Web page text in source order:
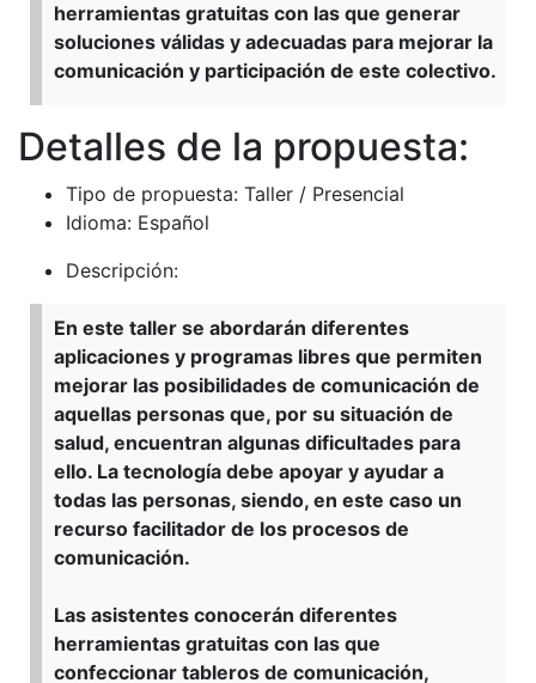
herramientas gratuitas con las que generar
soluciones válidas y adecuadas para mejorar la
comunicación y participación de este colectivo.
Detalles de la propuesta:
Tipo de propuesta: Taller / Presencial
Idioma: Español
Descripción:
En este taller se abordarán diferentes
aplicaciones y programas libres que permiten
mejorar las posibilidades de comunicación de
aquellas personas que, por su situación de
salud, encuentran algunas dificultades para
ello. La tecnología debe apoyar y ayudar a
todas las personas, siendo, en este caso un
recurso facilitador de los procesos de
comunicación.
Las asistentes conocerán diferentes
herramientas gratuitas con las que
confeccionar tableros de comunicación,